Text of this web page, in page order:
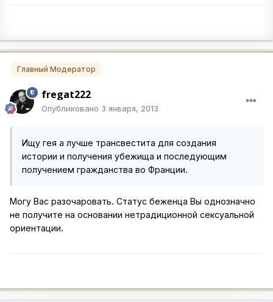
Главный Модератор
fregat222
Опубликовано 3 января, 2013
Ищу гея а лучше трансвестита для создания
истории и получения убежища и последующим
получением гражданства во Франции.
Могу Вас разочаровать. Статус беженца Вы однозначно
не получите на основании нетрадиционной сексуальной
ориентации.